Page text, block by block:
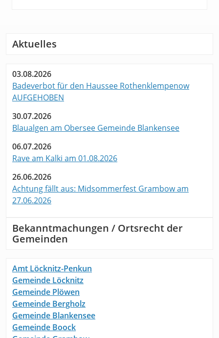
Aktuelles
03.08.2026
Badeverbot für den Haussee Rothenklempenow
AUFGEHOBEN
30.07.2026
Blaualgen am Obersee Gemeinde Blankensee
06.07.2026
Rave am Kalki am 01.08.2026
26.06.2026
Achtung fällt aus: Midsommerfest Grambow am
27.06.2026
Bekanntmachungen / Ortsrecht der
Gemeinden
Amt Löcknitz-Penkun
Gemeinde Löcknitz
Gemeinde Plöwen
Gemeinde Bergholz
Gemeinde Blankensee
Gemeinde Boock